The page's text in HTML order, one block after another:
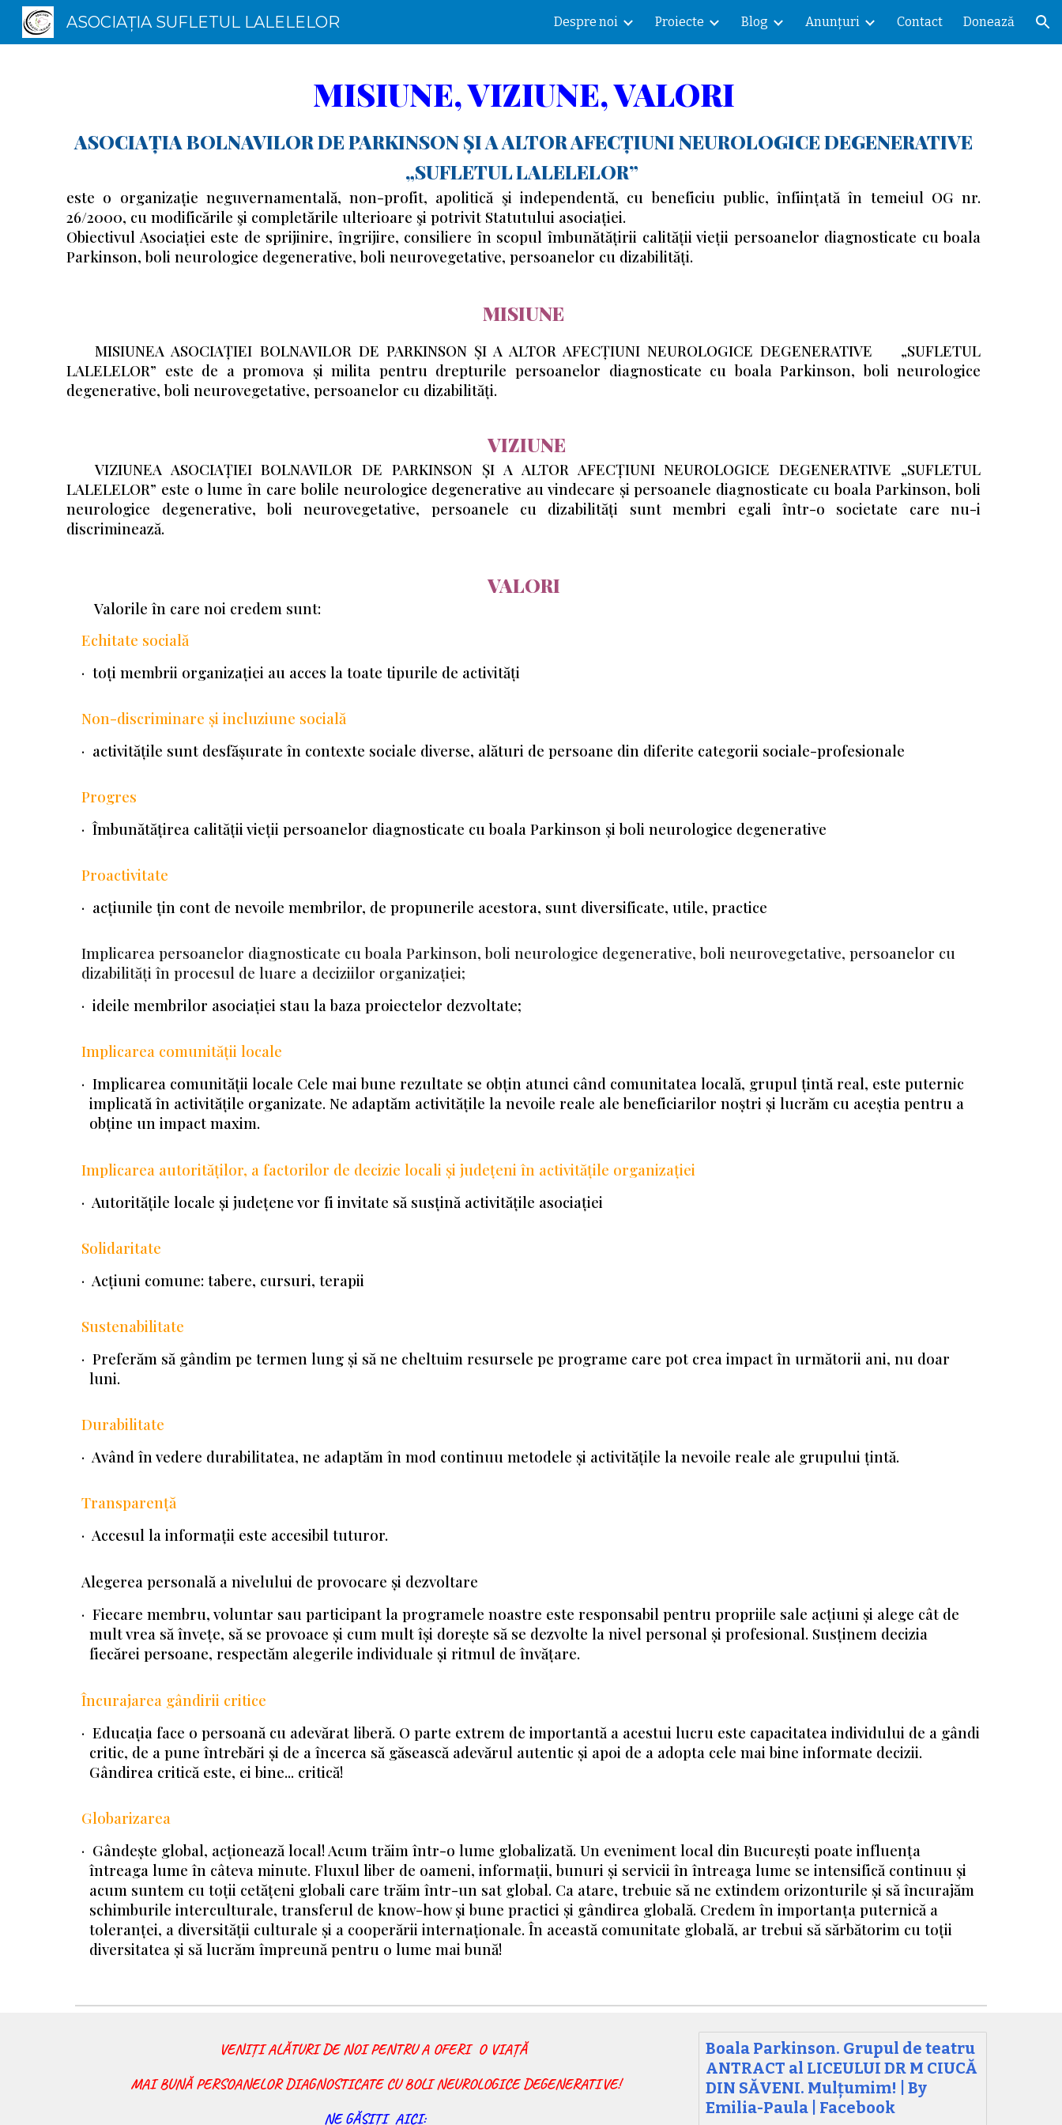
Skip to navigation
ASOCIAȚIA SUFLETUL LALELELOR Despre noi Proiecte Blog Anunțuri Contact Donează
MISIUNE, VIZIUNE, VALORI
ASOCIAȚIA BOLNAVILOR DE PARKINSON ȘI A ALTOR AFECȚIUNI NEUROLOGICE DEGENERATIVE
„SUFLETUL LALELELOR”
este o organizație neguvernamentală, non-profit, apolitică şi independentă, cu beneficiu public, înființată în temeiul OG nr.
26/2000, cu modificările şi completările ulterioare şi potrivit Statutului asociației.
Obiectivul Asociației este de sprijinire, îngrijire, consiliere în scopul îmbunătățirii calității vieții persoanelor diagnosticate cu boala
Parkinson, boli neurologice degenerative, boli neurovegetative, persoanelor cu dizabilități.
MISIUNE
MISIUNEA ASOCIAȚIEI BOLNAVILOR DE PARKINSON ȘI A ALTOR AFECȚIUNI NEUROLOGICE DEGENERATIVE „SUFLETUL
LALELELOR” este de a promova și milita pentru drepturile persoanelor diagnosticate cu boala Parkinson, boli neurologice
degenerative, boli neurovegetative, persoanelor cu dizabilități.
VIZIUNE
VIZIUNEA ASOCIAȚIEI BOLNAVILOR DE PARKINSON ȘI A ALTOR AFECȚIUNI NEUROLOGICE DEGENERATIVE „SUFLETUL
LALELELOR” este o lume în care bolile neurologice degenerative au vindecare și persoanele diagnosticate cu boala Parkinson, boli
neurologice degenerative, boli neurovegetative, persoanele cu dizabilități sunt membri egali într-o societate care nu-i
discriminează.
VALORI
Valorile în care noi credem sunt:
Echitate socială
· toți membrii organizației au acces la toate tipurile de activități
Non-discriminare și incluziune socială
· activitățile sunt desfășurate în contexte sociale diverse, alături de persoane din diferite categorii sociale-profesionale
Progres
· Îmbunătățirea calității vieții persoanelor diagnosticate cu boala Parkinson și boli neurologice degenerative
Proactivitate
· acțiunile țin cont de nevoile membrilor, de propunerile acestora, sunt diversificate, utile, practice
Implicarea persoanelor diagnosticate cu boala Parkinson, boli neurologice degenerative, boli neurovegetative, persoanelor cu
dizabilități în procesul de luare a deciziilor organizației;
· ideile membrilor asociației stau la baza proiectelor dezvoltate;
Implicarea comunității locale
· Implicarea comunității locale Cele mai bune rezultate se obțin atunci când comunitatea locală, grupul țintă real, este puternic
implicată în activitățile organizate. Ne adaptăm activitățile la nevoile reale ale beneficiarilor noștri și lucrăm cu aceștia pentru a
obține un impact maxim.
Implicarea autorităților, a factorilor de decizie locali și județeni în activitățile organizației
· Autoritățile locale și județene vor fi invitate să susțină activitățile asociației
Solidaritate
· Acțiuni comune: tabere, cursuri, terapii
Sustenabilitate
· Preferăm să gândim pe termen lung și să ne cheltuim resursele pe programe care pot crea impact în următorii ani, nu doar
luni.
Durabilitate
· Având în vedere durabilitatea, ne adaptăm în mod continuu metodele și activitățile la nevoile reale ale grupului țintă.
Transparență
· Accesul la informații este accesibil tuturor.
Alegerea personală a nivelului de provocare și dezvoltare
· Fiecare membru, voluntar sau participant la programele noastre este responsabil pentru propriile sale acțiuni și alege cât de
mult vrea să învețe, să se provoace și cum mult își dorește să se dezvolte la nivel personal și profesional. Susținem decizia
fiecărei persoane, respectăm alegerile individuale și ritmul de învățare.
Încurajarea gândirii critice
· Educația face o persoană cu adevărat liberă. O parte extrem de importantă a acestui lucru este capacitatea individului de a gândi
critic, de a pune întrebări și de a încerca să găsească adevărul autentic și apoi de a adopta cele mai bine informate decizii.
Gândirea critică este, ei bine... critică!
Globarizarea
· Gândește global, acționează local! Acum trăim într-o lume globalizată. Un eveniment local din București poate influența
întreaga lume în câteva minute. Fluxul liber de oameni, informații, bunuri și servicii în întreaga lume se intensifică continuu și
acum suntem cu toții cetățeni globali care trăim într-un sat global. Ca atare, trebuie să ne extindem orizonturile și să încurajăm
schimburile interculturale, transferul de know-how și bune practici și gândirea globală. Credem în importanța puternică a
toleranței, a diversității culturale și a cooperării internaționale. În această comunitate globală, ar trebui să sărbătorim cu toții
diversitatea și să lucrăm împreună pentru o lume mai bună!
VENIȚI ALĂTURI DE NOI PENTRU A OFERI O VIAȚĂ
MAI BUNĂ PERSOANELOR DIAGNOSTICATE CU BOLI NEUROLOGICE DEGENERATIVE!
NE GĂSIȚI AICI:
Boala Parkinson. Grupul de teatru
ANTRACT al LICEULUI DR M CIUCĂ
DIN SĂVENI. Mulțumim! | By
Emilia-Paula | Facebook